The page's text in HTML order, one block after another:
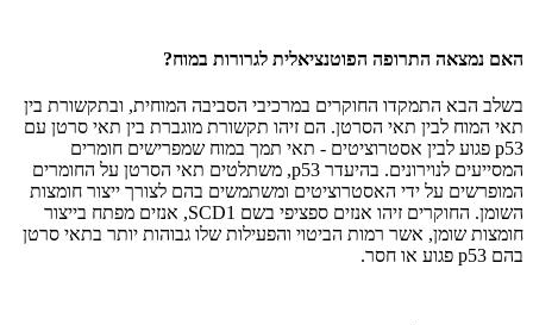
האם נמצאה התרופה הפוטנציאלית לגרורות במוח?
בשלב הבא התמקדו החוקרים במרכיבי הסביבה המוחית, ובתקשורת בין
תאי המוח לבין תאי הסרטן. הם זיהו תקשורת מוגברת בין תאי סרטן עם
p53 פגוע לבין אסטרוציטים - תאי תמך במוח שמפרישים חומרים
המסייעים לנוירונים. בהיעדר p53, משתלטים תאי הסרטן על החומרים
המופרשים על ידי האסטרוציטים ומשתמשים בהם לצורך ייצור חומצות
השומן. החוקרים זיהו אנזים ספציפי בשם SCD1, אנזים מפתח בייצור
חומצות שומן, אשר רמות הביטוי והפעילות שלו גבוהות יותר בתאי סרטן
בהם p53 פגוע או חסר.